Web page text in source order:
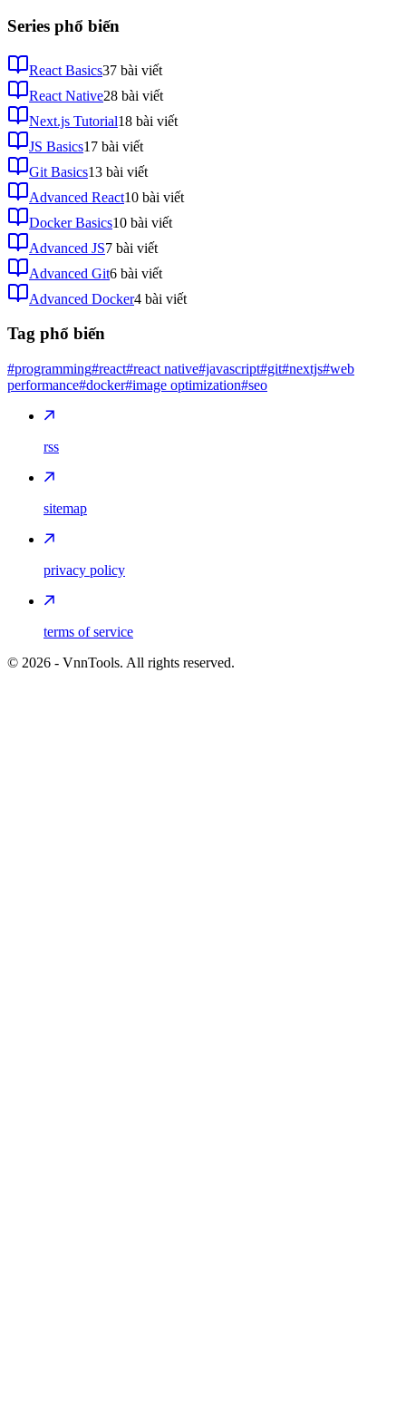
Series phổ biến
React Basics37 bài viết
React Native28 bài viết
Next.js Tutorial18 bài viết
JS Basics17 bài viết
Git Basics13 bài viết
Advanced React10 bài viết
Docker Basics10 bài viết
Advanced JS7 bài viết
Advanced Git6 bài viết
Advanced Docker4 bài viết
Tag phổ biến
#programming#react#react native#javascript#git#nextjs#web
performance#docker#image optimization#seo
rss
sitemap
privacy policy
terms of service
© 2026 - VnnTools. All rights reserved.